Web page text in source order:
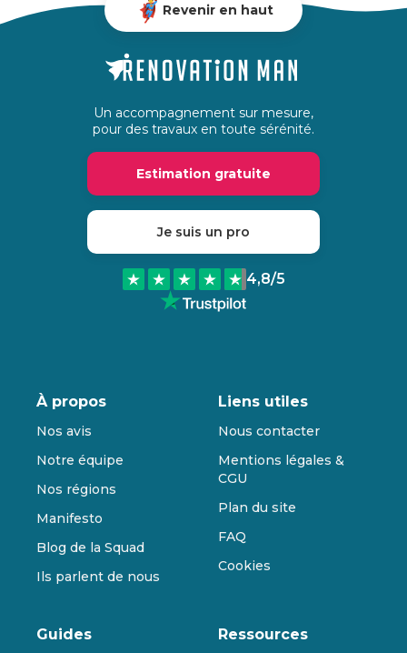
Revenir en haut
Un accompagnement sur mesure,
pour des travaux en toute sérénité.
Estimation gratuite
Je suis un pro
4,8/5
À propos
Nos avis
Notre équipe
Nos régions
Manifesto
Blog de la Squad
Ils parlent de nous
Liens utiles
Nous contacter
Mentions légales &
CGU
Plan du site
FAQ
Cookies
Guides Ressources